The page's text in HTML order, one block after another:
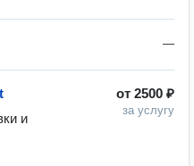
—
от 2500 ₽
за услугу
и